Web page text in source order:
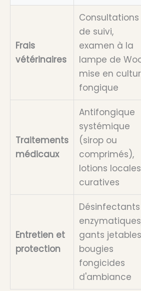
Frais
vétérinaires
Consultations
de suivi,
examen à la
lampe de
mise en
fongique
Traitements
médicaux
Antifongique
systémique
(sirop ou
comprimés),
lotions locales
curatives
Entretien et
protection
Désinfectants
gants
bougies
fongicides
d'ambiance